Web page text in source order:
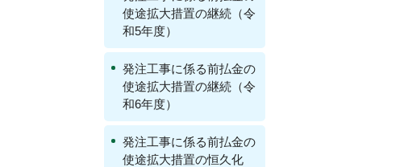
使途拡大措置の継続（令
和5年度）
発注工事に係る前払金の
使途拡大措置の継続（令
和6年度）
発注工事に係る前払金の
使途拡大措置の恒久化